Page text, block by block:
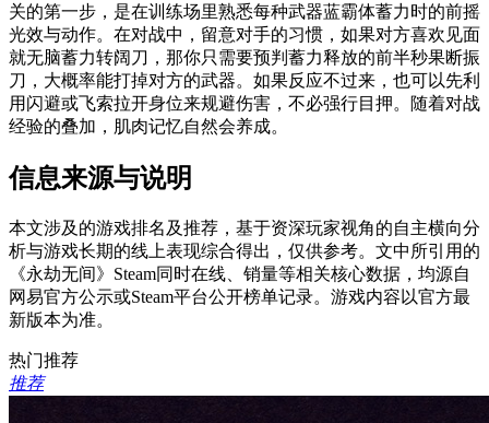
关的第一步，是在训练场里熟悉每种武器蓝霸体蓄力时的前摇
光效与动作。在对战中，留意对手的习惯，如果对方喜欢见面
就无脑蓄力转阔刀，那你只需要预判蓄力释放的前半秒果断振
刀，大概率能打掉对方的武器。如果反应不过来，也可以先利
用闪避或飞索拉开身位来规避伤害，不必强行目押。随着对战
经验的叠加，肌肉记忆自然会养成。
信息来源与说明
本文涉及的游戏排名及推荐，基于资深玩家视角的自主横向分
析与游戏长期的线上表现综合得出，仅供参考。文中所引用的
《永劫无间》Steam同时在线、销量等相关核心数据，均源自
网易官方公示或Steam平台公开榜单记录。游戏内容以官方最
新版本为准。
热门推荐
推荐